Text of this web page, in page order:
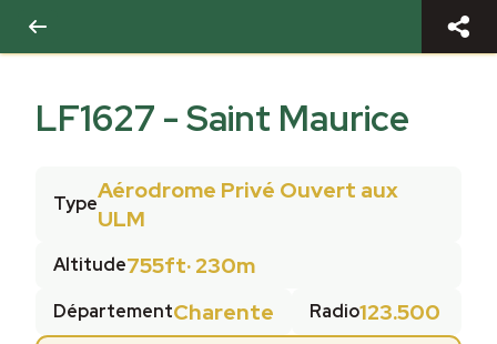
LF1627 -Saint Maurice
TypeAérodrome Privé Ouvert aux
ULM
Altitude755ft·230m
DépartementCharente Radio123.500